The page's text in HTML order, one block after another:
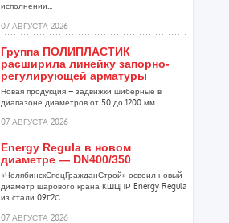
исполнении...
07 АВГУСТА 2026
Группа ПОЛИПЛАСТИК
расширила линейку запорно-
регулирующей арматуры
Новая продукция – задвижки шиберные в
диапазоне диаметров от 50 до 1200 мм...
07 АВГУСТА 2026
Energy Regula в новом
диаметре — DN400/350
«ЧелябинскСпецГражданСтрой» освоил новый
диаметр шарового крана КШЦПР Energy Regula
из стали 09Г2С...
07 АВГУСТА 2026